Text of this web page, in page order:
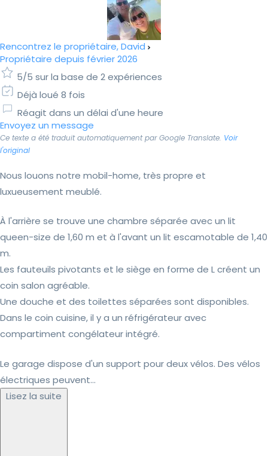
Rencontrez le propriétaire, David
Propriétaire depuis février 2026
5/5 sur la base de 2 expériences
Déjà loué 8 fois
Réagit dans un délai d'une heure
Envoyez un message
Ce texte a été traduit automatiquement par Google Translate. Voir
l'original
Nous louons notre mobil-home, très propre et
luxueusement meublé.
À l'arrière se trouve une chambre séparée avec un lit
queen-size de 1,60 m et à l'avant un lit escamotable de 1,40
m.
Les fauteuils pivotants et le siège en forme de L créent un
coin salon agréable.
Une douche et des toilettes séparées sont disponibles.
Dans le coin cuisine, il y a un réfrigérateur avec
compartiment congélateur intégré.
Le garage dispose d'un support pour deux vélos. Des vélos
électriques peuvent...
Lisez la suite